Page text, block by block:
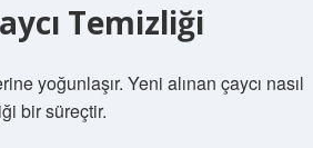
Temizliği
yoğunlaşır. Yeni alınan çaycı nasıl
bir süreçtir.